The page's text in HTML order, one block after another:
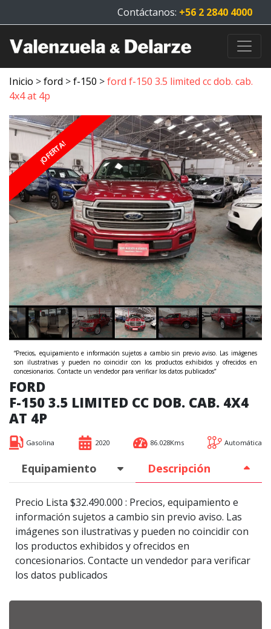
Contáctanos: +56 2 2840 4000
Inicio >ford >f-150 >ford f-150 3.5 limited cc dob. cab.
4x4 at 4p
¡OFERTA!
“Precios, equipamiento e información sujetos a cambio sin previo aviso. Las imágenes
son ilustrativas y pueden no coincidir con los productos exhibidos y ofrecidos en
concesionarios. Contacte un vendedor para verificar los datos publicados”
FORD
F-150 3.5 LIMITED CC DOB. CAB. 4X4
AT 4P
Gasolina 2020 86.028Kms Automática
Equipamiento Descripción
Precio Lista $32.490.000 : Precios, equipamiento e
información sujetos a cambio sin previo aviso. Las
imágenes son ilustrativas y pueden no coincidir con
los productos exhibidos y ofrecidos en
concesionarios. Contacte un vendedor para verificar
los datos publicados